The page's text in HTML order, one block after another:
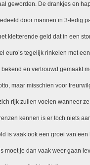
geworden. De drankjes en
door mannen in 3-ledig
kletterende geld dat in een
euro’s tegelijk rinkelen met
en vertrouwd gemaakt
maar misschien voor
rijk zullen voelen wanneer
kennen is er toch niets
is vaak ook een groei van
moet je dan vaak weer gaan